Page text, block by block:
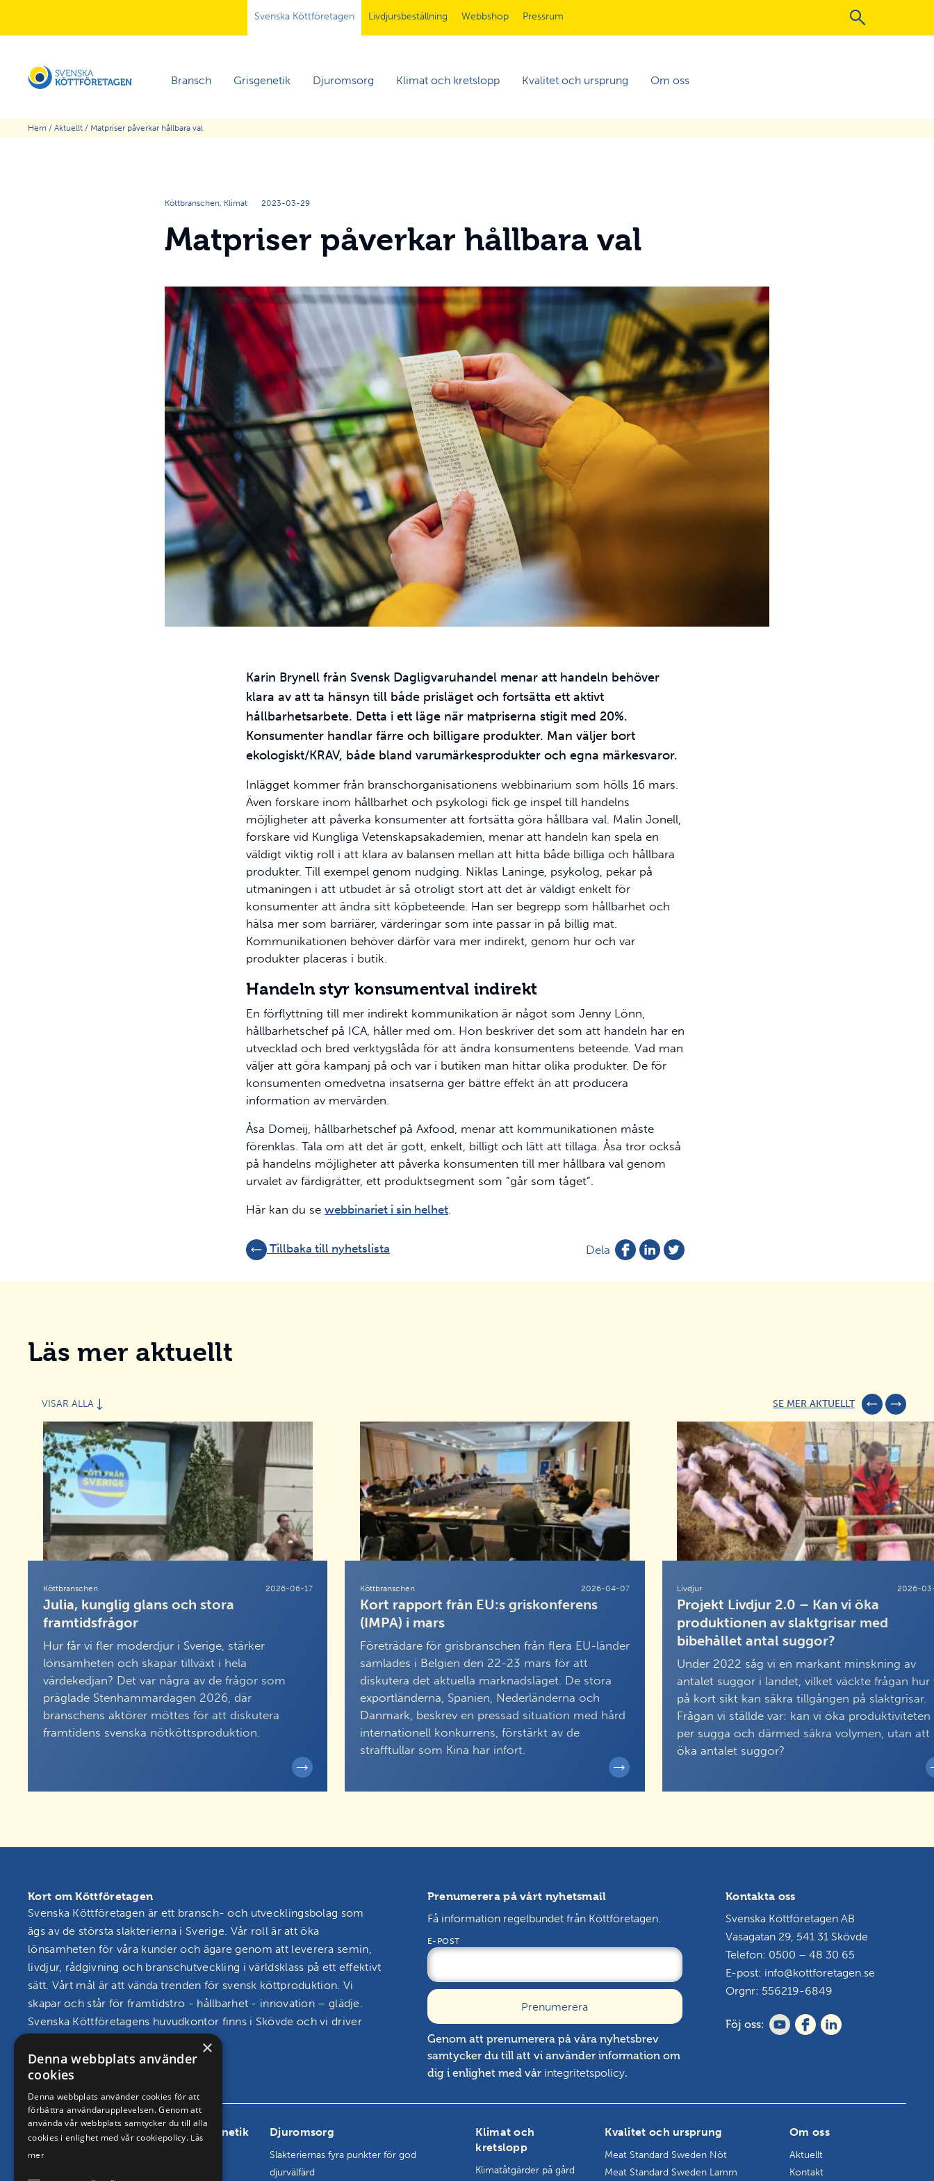
Svenska Köttföretagen Livdjursbeställning Webbshop Pressrum
Bransch Grisgenetik Djuromsorg Klimat och kretslopp Kvalitet och ursprung Om oss
Hem / Aktuellt / Matpriser påverkar hållbara val
Köttbranschen, Klimat 2023-03-29
Matpriser påverkar hållbara val
Karin Brynell från Svensk Dagligvaruhandel menar att handeln behöver
klara av att ta hänsyn till både prisläget och fortsätta ett aktivt
hållbarhetsarbete. Detta i ett läge när matpriserna stigit med 20%.
Konsumenter handlar färre och billigare produkter. Man väljer bort
ekologiskt/KRAV, både bland varumärkesprodukter och egna märkesvaror.
Inlägget kommer från branschorganisationens webbinarium som hölls 16 mars.
Även forskare inom hållbarhet och psykologi fick ge inspel till handelns
möjligheter att påverka konsumenter att fortsätta göra hållbara val. Malin Jonell,
forskare vid Kungliga Vetenskapsakademien, menar att handeln kan spela en
väldigt viktig roll i att klara av balansen mellan att hitta både billiga och hållbara
produkter. Till exempel genom nudging. Niklas Laninge, psykolog, pekar på
utmaningen i att utbudet är så otroligt stort att det är väldigt enkelt för
konsumenter att ändra sitt köpbeteende. Han ser begrepp som hållbarhet och
hälsa mer som barriärer, värderingar som inte passar in på billig mat.
Kommunikationen behöver därför vara mer indirekt, genom hur och var
produkter placeras i butik.
Handeln styr konsumentval indirekt
En förflyttning till mer indirekt kommunikation är något som Jenny Lönn,
hållbarhetschef på ICA, håller med om. Hon beskriver det som att handeln har en
utvecklad och bred verktygslåda för att ändra konsumentens beteende. Vad man
väljer att göra kampanj på och var i butiken man hittar olika produkter. De för
konsumenten omedvetna insatserna ger bättre effekt än att producera
information av mervärden.
Åsa Domeij, hållbarhetschef på Axfood, menar att kommunikationen måste
förenklas. Tala om att det är gott, enkelt, billigt och lätt att tillaga. Åsa tror också
på handelns möjligheter att påverka konsumenten till mer hållbara val genom
urvalet av färdigrätter, ett produktsegment som ”går som tåget”.
Här kan du se webbinariet i sin helhet.
Tillbaka till nyhetslista Dela
Läs mer aktuellt
VISAR ALLA SE MER AKTUELLT
Köttbranschen 2026-06-17
Julia, kunglig glans och stora
framtidsfrågor
Hur får vi fler moderdjur i Sverige, stärker
lönsamheten och skapar tillväxt i hela
värdekedjan? Det var några av de frågor som
präglade Stenhammardagen 2026, där
branschens aktörer möttes för att diskutera
framtidens svenska nötköttsproduktion.
Köttbranschen 2026-04-07
Kort rapport från EU:s griskonferens
(IMPA) i mars
Företrädare för grisbranschen från flera EU-länder
samlades i Belgien den 22-23 mars för att
diskutera det aktuella marknadsläget. De stora
exportländerna, Spanien, Nederländerna och
Danmark, beskrev en pressad situation med hård
internationell konkurrens, förstärkt av de
strafftullar som Kina har infört.
Livdjur 2026-
Projekt Livdjur 2.0 – Kan vi öka
produktionen av slaktgrisar med
bibehållet antal suggor?
Under 2022 såg vi en markant minskning av
antalet suggor i landet, vilket väckte frågan hur
på kort sikt kan säkra tillgången på slaktgrisar.
Frågan vi ställde var: kan vi öka produktiviteten
per sugga och därmed säkra volymen, utan att
öka antalet suggor?
Prenumerera på vårt nyhetsmail
Få information regelbundet från Köttföretagen.
E-POST
Genom att prenumerera på våra nyhetsbrev
samtycker du till att vi använder information om
dig i enlighet med vår integritetspolicy.
Kort om Köttföretagen
Svenska Köttföretagen är ett bransch- och utvecklingsbolag som
ägs av de största slakterierna i Sverige. Vår roll är att öka
lönsamheten för våra kunder och ägare genom att leverera semin,
livdjur, rådgivning och branschutveckling i världsklass på ett effektivt
sätt. Vårt mål är att vända trenden för svensk köttproduktion. Vi
skapar och står för framtidstro - hållbarhet - innovation – glädje.
Svenska Köttföretagens huvudkontor finns i Skövde och vi driver
seminstationer i Hudaryd och Hållsta.
Läs mer om oss och vårt uppdrag
Kontakta oss
Svenska Köttföretagen AB
Vasagatan 29, 541 31 Skövde
Telefon: 0500 – 48 30 65
E-post: info@kottforetagen.se
Orgnr: 556219-6849
Föj oss:
Bransch
Marknadsanalys och statistik
Grisgenetik Djuromsorg
Slakteriernas fyra punkter för god
djurvälfärd
Klimat och
kretslopp
Klimatåtgärder på gård
Kvalitet och ursprung
Meat Standard Sweden Nöt
Meat Standard Sweden Lamm
Om oss
Aktuellt
Kontakt
×
Denna webbplats använder
cookies
Denna webbplats använder cookies för att
förbättra användarupplevelsen. Genom att
använda vår webbplats samtycker du till alla
cookies i enlighet med vår cookiepolicy. Läs
mer